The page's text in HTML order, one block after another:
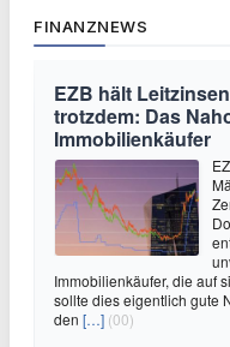
FINANZNEWS
EZB hält
trotzdem: Das
Immobilienkäufer
Immobilienkäufer, die auf
sollte dies eigentlich gute
den […] (00)